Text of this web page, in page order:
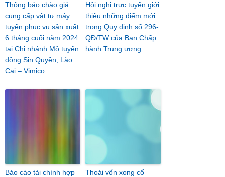
Thông báo chào giá
cung cấp vật tư máy
tuyển phục vụ sản xuất
6 tháng cuối năm 2024
tại Chi nhánh Mỏ tuyển
đồng Sin Quyền, Lào
Cai – Vimico
Hội nghị trực tuyến giới
thiệu những điểm mới
trong Quy định số 296-
QĐ/TW của Ban Chấp
hành Trung ương
Báo cáo tài chính hợp
Thoái vốn xong cổ